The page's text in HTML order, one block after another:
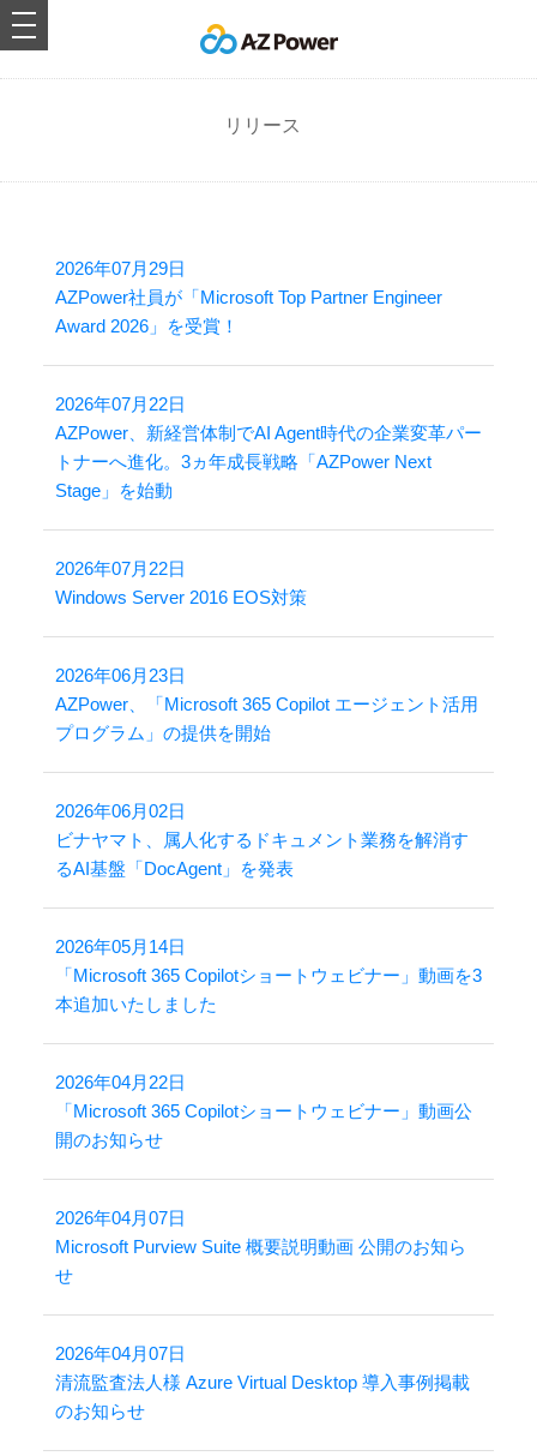
toggle
リリース
2026年07月29日
AZPower社員が「Microsoft Top Partner Engineer
Award 2026」を受賞！
2026年07月22日
AZPower、新経営体制でAI Agent時代の企業変革パー
トナーへ進化。3ヵ年成長戦略「AZPower Next
Stage」を始動
2026年07月22日
Windows Server 2016 EOS対策
2026年06月23日
AZPower、「Microsoft 365 Copilot エージェント活用
プログラム」の提供を開始
2026年06月02日
ビナヤマト、属人化するドキュメント業務を解消す
るAI基盤「DocAgent」を発表
2026年05月14日
「Microsoft 365 Copilotショートウェビナー」動画を3
本追加いたしました
2026年04月22日
「Microsoft 365 Copilotショートウェビナー」動画公
開のお知らせ
2026年04月07日
Microsoft Purview Suite 概要説明動画 公開のお知ら
せ
2026年04月07日
清流監査法人様 Azure Virtual Desktop 導入事例掲載
のお知らせ